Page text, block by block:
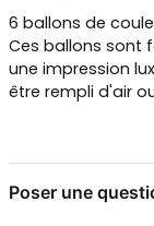
6 ballons de
Ces ballons sont
une impression
être rempli d'air
Poser une